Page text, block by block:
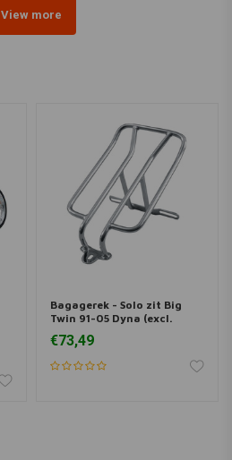
View more
Bagagerek - Solo zit Big
Twin 91-05 Dyna (excl.
FXDWG)
€73,49